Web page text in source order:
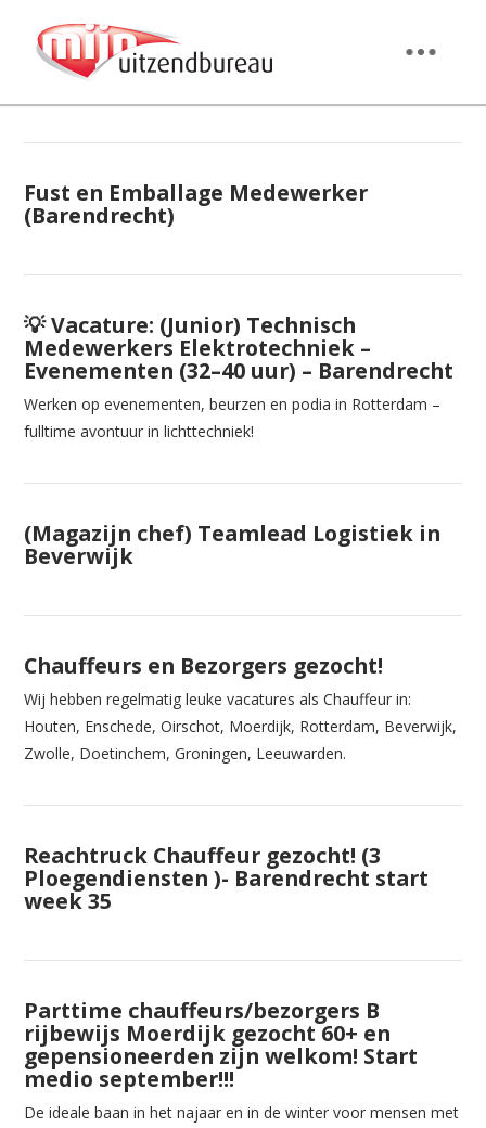
Fust en Emballage Medewerker
(Barendrecht)
💡 Vacature: (Junior) Technisch
Medewerkers Elektrotechniek –
Evenementen (32–40 uur) – Barendrecht
Werken op evenementen, beurzen en podia in Rotterdam –
fulltime avontuur in lichttechniek!
(Magazijn chef) Teamlead Logistiek in
Beverwijk
Chauffeurs en Bezorgers gezocht!
Wij hebben regelmatig leuke vacatures als Chauffeur in:
Houten, Enschede, Oirschot, Moerdijk, Rotterdam, Beverwijk,
Zwolle, Doetinchem, Groningen, Leeuwarden.
Reachtruck Chauffeur gezocht! (3
Ploegendiensten )- Barendrecht start
week 35
Parttime chauffeurs/bezorgers B
rijbewijs Moerdijk gezocht 60+ en
gepensioneerden zijn welkom! Start
medio september!!!
De ideale baan in het najaar en in de winter voor mensen met